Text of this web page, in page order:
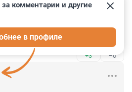
40 летние дети. Тупо с помощью
стригут.
+3 –0
комментарии и другие
в профиле